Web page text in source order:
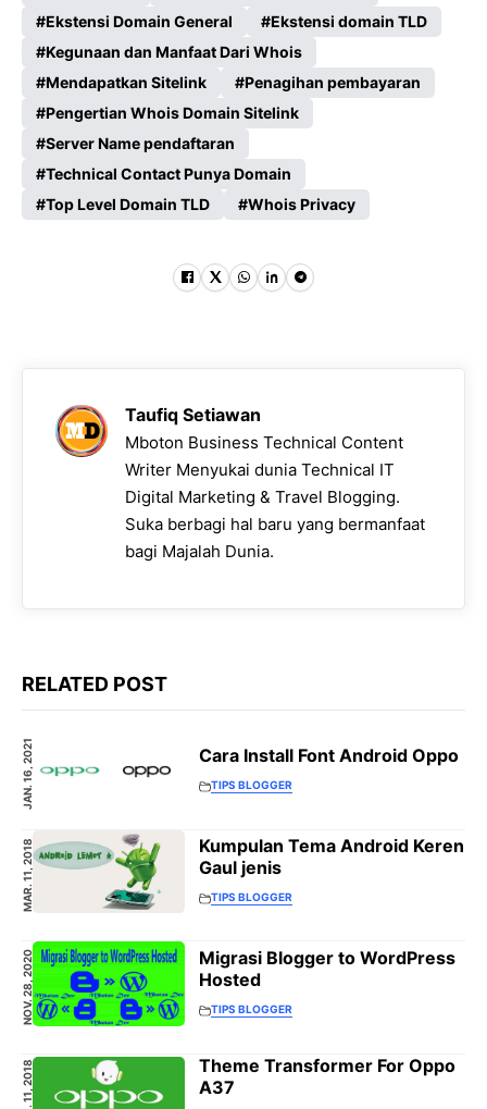
Ekstensi Domain General
Ekstensi domain TLD
Kegunaan dan Manfaat Dari Whois
Mendapatkan Sitelink
Penagihan pembayaran
Pengertian Whois Domain Sitelink
Server Name pendaftaran
Technical Contact Punya Domain
Top Level Domain TLD
Whois Privacy
Taufiq Setiawan
Mboton Business Technical Content
Writer Menyukai dunia Technical IT
Digital Marketing & Travel Blogging.
Suka berbagi hal baru yang bermanfaat
bagi Majalah Dunia.
RELATED POST
JAN. 16, 2021 Cara Install Font Android Oppo
TIPS BLOGGER
MAR. 11, 2018
Kumpulan Tema Android Keren
Gaul jenis
TIPS BLOGGER
NOV. 28, 2020
Migrasi Blogger to WordPress
Hosted
TIPS BLOGGER
Theme Transformer For Oppo
A37